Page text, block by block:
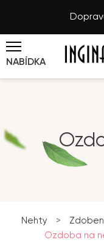
NABÍDKA
Nehty >
Ozdoba na